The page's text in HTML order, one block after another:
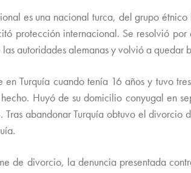
es una nacional turca, del grupo
protección internacional. Se resolvió
autoridades alemanas y volvió a quedar
en Turquía cuando tenía 16 años y tuvo
Huyó de su domicilio conyugal en
abandonar Turquía obtuvo el
de divorcio, la denuncia presentada